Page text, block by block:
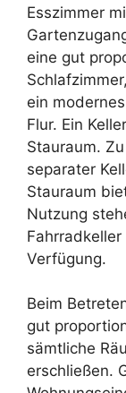
Esszimmer
eine gut
ein
Flur. Ein
Stauraum.
separater
Stauraum
Nutzung
Verfügung.
Beim
gut
sämtliche
erschließen.